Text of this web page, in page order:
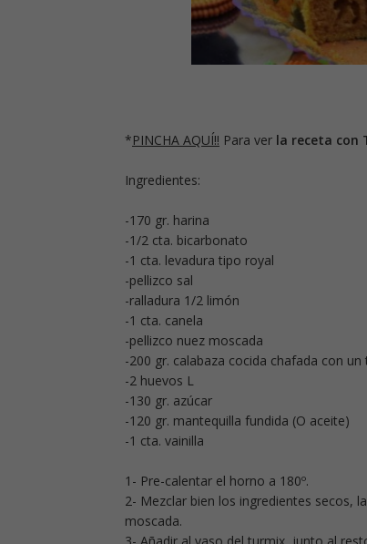
*PINCHA AQUÍ!! Para ver la receta con
Ingredientes:
-170 gr. harina
-1/2 cta. bicarbonato
-1 cta. levadura tipo royal
-pellizco sal
-ralladura 1/2 limón
-1 cta. canela
-pellizco nuez moscada
-200 gr. calabaza cocida chafada con un
-2 huevos L
-130 gr. azúcar
-120 gr. mantequilla fundida (O aceite)
-1 cta. vainilla
1- Pre-calentar el horno a 180º.
2- Mezclar bien los ingredientes secos,
moscada.
3- Añadir al vaso del turmix junto al